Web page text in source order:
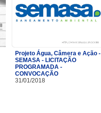
Projeto Água, Câmera e Ação -
SEMASA - LICITAÇÃO
PROGRAMADA -
CONVOCAÇÃO
31/01/2018